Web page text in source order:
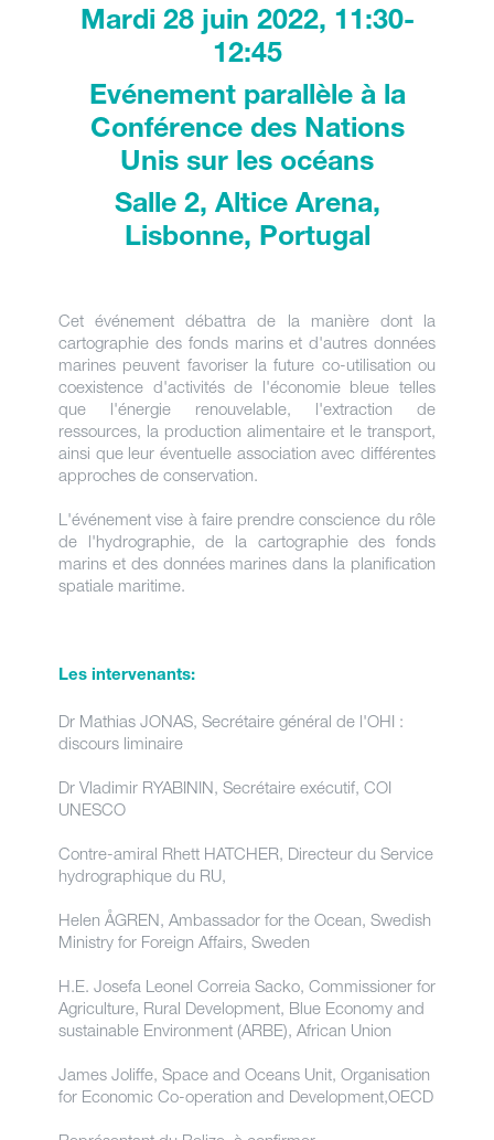
Mardi 28 juin 2022, 11:30-
12:45
Evénement parallèle à la
Conférence des Nations
Unis sur les océans
Salle 2, Altice Arena,
Lisbonne, Portugal
Cet événement débattra de la manière dont la
cartographie des fonds marins et d'autres données
marines peuvent favoriser la future co-utilisation ou
coexistence d'activités de l'économie bleue telles
que l'énergie renouvelable, l'extraction de
ressources, la production alimentaire et le transport,
ainsi que leur éventuelle association avec différentes
approches de conservation.
L'événement vise à faire prendre conscience du rôle
de l'hydrographie, de la cartographie des fonds
marins et des données marines dans la planification
spatiale maritime.
Les intervenants:
Dr Mathias JONAS, Secrétaire général de l'OHI :
discours liminaire
Dr Vladimir RYABININ, Secrétaire exécutif, COI
UNESCO
Contre-amiral Rhett HATCHER, Directeur du Service
hydrographique du RU,
Helen ÅGREN, Ambassador for the Ocean, Swedish
Ministry for Foreign Affairs, Sweden
H.E. Josefa Leonel Correia Sacko, Commissioner for
Agriculture, Rural Development, Blue Economy and
sustainable Environment (ARBE), African Union
James Joliffe, Space and Oceans Unit, Organisation
for Economic Co-operation and Development,OECD